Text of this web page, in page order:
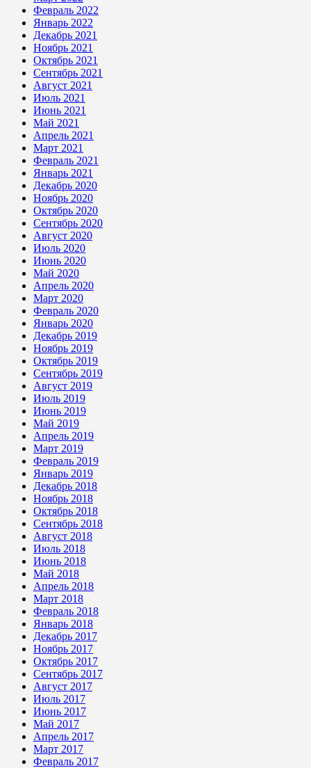
Февраль 2022
Январь 2022
Декабрь 2021
Ноябрь 2021
Октябрь 2021
Сентябрь 2021
Август 2021
Июль 2021
Июнь 2021
Май 2021
Апрель 2021
Март 2021
Февраль 2021
Январь 2021
Декабрь 2020
Ноябрь 2020
Октябрь 2020
Сентябрь 2020
Август 2020
Июль 2020
Июнь 2020
Май 2020
Апрель 2020
Март 2020
Февраль 2020
Январь 2020
Декабрь 2019
Ноябрь 2019
Октябрь 2019
Сентябрь 2019
Август 2019
Июль 2019
Июнь 2019
Май 2019
Апрель 2019
Март 2019
Февраль 2019
Январь 2019
Декабрь 2018
Ноябрь 2018
Октябрь 2018
Сентябрь 2018
Август 2018
Июль 2018
Июнь 2018
Май 2018
Апрель 2018
Март 2018
Февраль 2018
Январь 2018
Декабрь 2017
Ноябрь 2017
Октябрь 2017
Сентябрь 2017
Август 2017
Июль 2017
Июнь 2017
Май 2017
Апрель 2017
Март 2017
Февраль 2017